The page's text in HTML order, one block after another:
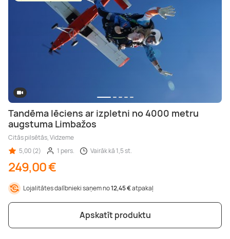
Tandēma lēciens ar izpletni no 4000 metru
augstuma Limbažos
Citās pilsētās, Vidzeme
5,00 (2)
1 pers. Vairāk kā 1,5 st.
249,00 €
Lojalitātes dalībnieki saņem no12,45 €atpakaļ
Apskatīt produktu